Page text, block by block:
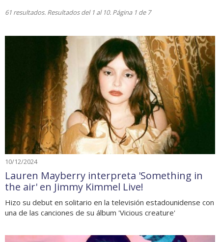
61 resultados. Resultados del 1 al 10. Página 1 de 7
10/12/2024
Lauren Mayberry interpreta 'Something in
the air' en Jimmy Kimmel Live!
Hizo su debut en solitario en la televisión estadounidense con
una de las canciones de su álbum 'Vicious creature'